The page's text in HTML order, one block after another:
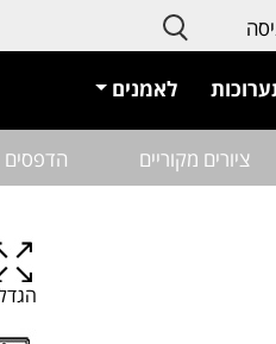
לאמנים
ציורים מקוריים הדפסים